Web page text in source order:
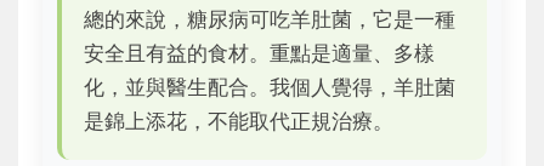
總的來說，糖尿病可吃羊肚菌，它是一種
安全且有益的食材。重點是適量、多樣
化，並與醫生配合。我個人覺得，羊肚菌
是錦上添花，不能取代正規治療。